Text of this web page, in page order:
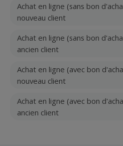
Achat en ligne (sans bon
nouveau client
Achat en ligne (sans bon
ancien client
Achat en ligne (avec bon
nouveau client
Achat en ligne (avec bon
ancien client